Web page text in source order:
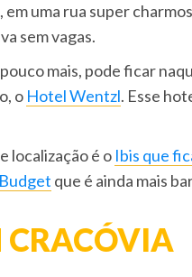
uma rua super
sem vagas.
mais, pode ficar
o Hotel Wentzl. Esse
localização é o Ibis que
que é ainda mais
CRACÓVIA